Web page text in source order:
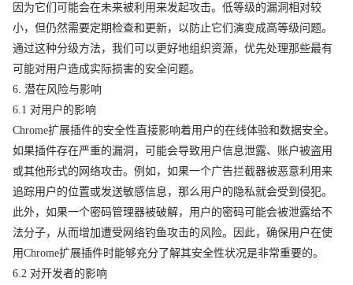
因为它们可能会在未来被利用来发起攻击。低等级的漏洞相对较
小，但仍然需要定期检查和更新，以防止它们演变成高等级问题。
通过这种分级方法，我们可以更好地组织资源，优先处理那些最有
可能对用户造成实际损害的安全问题。
6. 潜在风险与影响
6.1 对用户的影响
Chrome扩展插件的安全性直接影响着用户的在线体验和数据安全。
如果插件存在严重的漏洞，可能会导致用户信息泄露、账户被盗用
或其他形式的网络攻击。例如，如果一个广告拦截器被恶意利用来
追踪用户的位置或发送敏感信息，那么用户的隐私就会受到侵犯。
此外，如果一个密码管理器被破解，用户的密码可能会被泄露给不
法分子，从而增加遭受网络钓鱼攻击的风险。因此，确保用户在使
用Chrome扩展插件时能够充分了解其安全性状况是非常重要的。
6.2 对开发者的影响